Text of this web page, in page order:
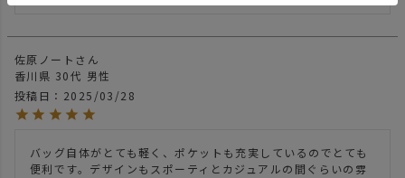
佐原ノート
香川県 30代 男性
投稿日
2025/03/28
バッグ自体がとても軽く、ポケットも充実しているのでとても
便利です。デザインもスポーティとカジュアルの間ぐらいの雰